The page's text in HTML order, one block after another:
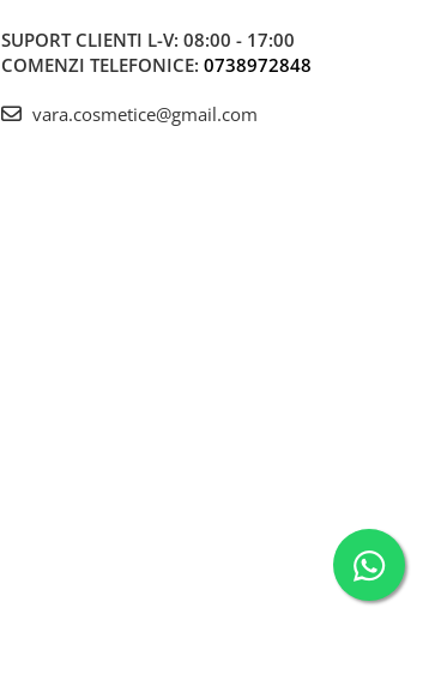
SUPORT CLIENTI L-V: 08:00 - 17:00
COMENZI TELEFONICE: 0738972848
vara.cosmetice@gmail.com